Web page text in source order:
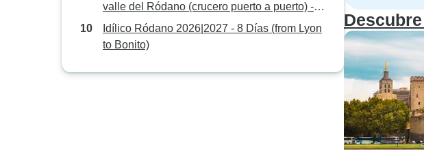
valle del Ródano (crucero puerto a puerto) -
Van Gogh II
Idílico Ródano 2026|2027 - 8 Días (from Lyon
to Bonito)